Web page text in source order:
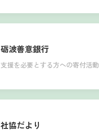
砺波善意銀行
支援を必要とする方への寄付活動
社協だより